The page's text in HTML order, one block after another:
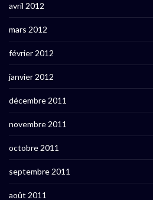
avril 2012
mars 2012
février 2012
janvier 2012
décembre 2011
novembre 2011
octobre 2011
septembre 2011
août 2011